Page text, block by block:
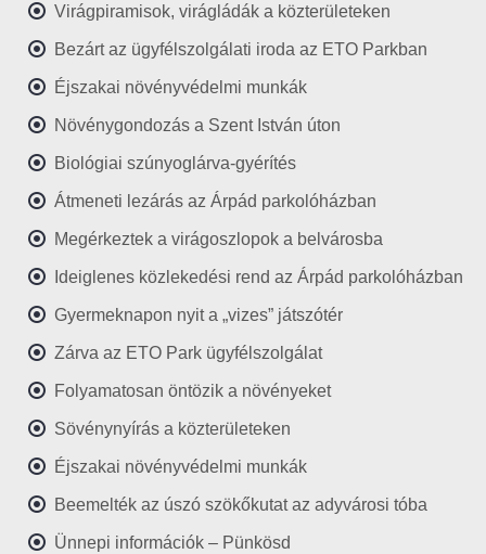
Virágpiramisok, virágládák a közterületeken
Bezárt az ügyfélszolgálati iroda az ETO Parkban
Éjszakai növényvédelmi munkák
Növénygondozás a Szent István úton
Biológiai szúnyoglárva-gyérítés
Átmeneti lezárás az Árpád parkolóházban
Megérkeztek a virágoszlopok a belvárosba
Ideiglenes közlekedési rend az Árpád parkolóházban
Gyermeknapon nyit a „vizes” játszótér
Zárva az ETO Park ügyfélszolgálat
Folyamatosan öntözik a növényeket
Sövénynyírás a közterületeken
Éjszakai növényvédelmi munkák
Beemelték az úszó szökőkutat az adyvárosi tóba
Ünnepi információk – Pünkösd